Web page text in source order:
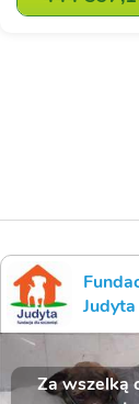
Judyta
Za wszelką